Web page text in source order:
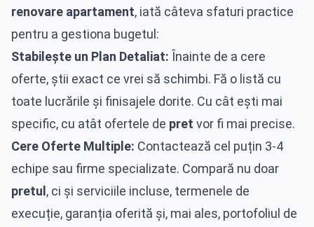
renovare apartament, iată câteva sfaturi practice
pentru a gestiona bugetul:
Stabilește un Plan Detaliat: Înainte de a cere
oferte, știi exact ce vrei să schimbi. Fă o listă cu
toate lucrările și finisajele dorite. Cu cât ești mai
specific, cu atât ofertele de pret vor fi mai precise.
Cere Oferte Multiple: Contactează cel puțin 3-4
echipe sau firme specializate. Compară nu doar
pretul, ci și serviciile incluse, termenele de
execuție, garanția oferită și, mai ales, portofoliul de